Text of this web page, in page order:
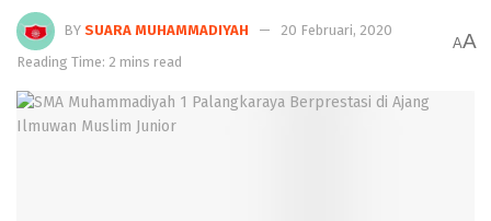
BY SUARA MUHAMMADIYAH
20 Februari, 2020
Reading Time: 2 mins read
AA